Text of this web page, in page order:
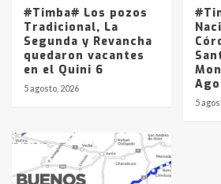
#Timba# Los pozos
Tradicional, La
Segunda y Revancha
quedaron vacantes
en el Quini 6
5 agosto, 2026
5